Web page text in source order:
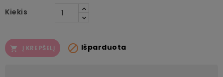
Kiekis
 Į KREPŠELĮ  Išparduota